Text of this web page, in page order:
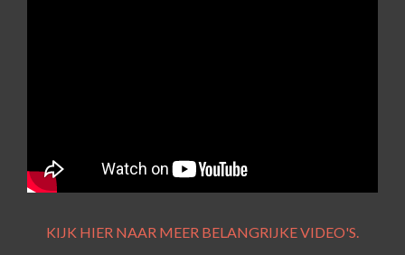
KIJK HIER NAAR MEER BELANGRIJKE VIDEO'S.